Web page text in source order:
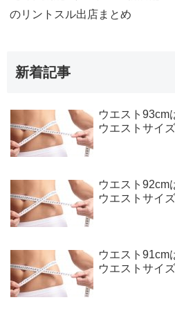
のリントスル出店まとめ
新着記事
ウエスト93cm
ウエストサイ
ウエスト92cm
ウエストサイ
ウエスト91cm
ウエストサイ